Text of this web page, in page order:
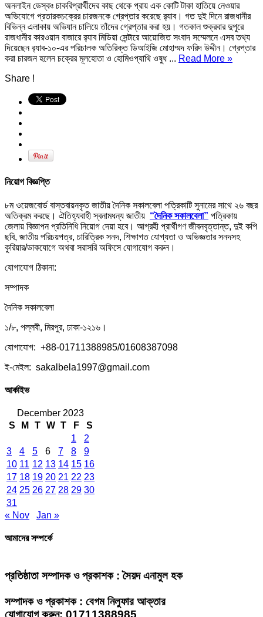
অনলাইন ডেস্কঃ চাকরিপ্রার্থীদের কাছ থেকে প্রায় এক কোটি টাকা হাতিয়ে নেওয়ার
অভিযোগে প্রতারকচক্রের চারজনকে গ্রেপ্তার করেছে র‌্যাব। গত দুই দিনে রাজধানীর
বিভিন্ন এলাকায় অভিযান চালিয়ে তাঁদের গ্রেপ্তার করা হয়। গতকাল শুক্রবার দুপুরে
রাজধানীর কারওয়ান বাজারে র‌্যাব মিডিয়া সেন্টারে আয়োজিত সংবাদ সম্মেলনে এসব তথ্য
দিয়েছেন র‌্যাব-১০-এর পরিচালক অতিরিক্ত ডিআইজি মোহাম্মদ ফরিদ উদ্দীন। গ্রেপ্তার
করা চারজন হলেন চক্রের মূলহোতা ও হোমিওপ্যাথি ওষুধ ... Read More »
Share !
নিয়োগ বিজ্ঞপ্তি
৮ম ওয়েজবোর্ড বাস্তবায়নকৃত জাতীয় দৈনিক সকালবেলা পত্রিকাটি সুনামের সাথে ২৬ বছর
অতিক্রম করছে। ঐতিহ্যবাহী স্বনামধন্য জাতীয় “দৈনিক সকালবেলা” পত্রিকায়
জেলায় বিজ্ঞাপন প্রতিনিধি নিয়োগ দেয়া হবে। আগ্রহী প্রার্থীগণ জীবনবৃত্তান্ত, দুই কপি
ছবি, জাতীয় পরিচয়পত্র, চারিত্রিক সনদ, শিক্ষাগত যোগ্যতা ও অভিজ্ঞতার সনদসহ
কুরিয়ার/ডাকযোগে অথবা সরাসরি অফিসে যোগাযোগ করুন।
যোগাযোগ ঠিকানা:
সম্পাদক
দৈনিক সকালবেলা
১/৮, পল্লবী, মিরপুর, ঢাকা-১২১৬।
যোগাযোগ: +88-01711388985/01608387098
ই-মেইল: sakalbela1997@gmail.com
আর্কাইভ
December 2023
S
M T W T F
S
1
2
3
4 5 6 7 8
9
10 11 12 13 14 15 16
17 18 19 20 21 22 23
24 25 26 27 28 29 30
31
« Nov
Jan »
আমাদের সম্পর্কে
প্রতিষ্ঠাতা সম্পাদক ও প্রকাশক : সৈয়দ এনামুল হক
সম্পাদক ও প্রকাশক : বেগম নিলুফার আক্তার
যোগাযোগ করুন: 01711388985